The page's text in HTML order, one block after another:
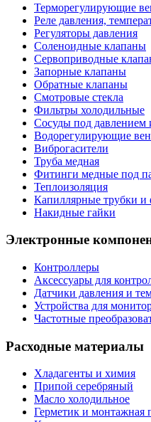
Терморегулирующие
Реле давления,
Регуляторы давления
Соленоидные клапаны
Сервоприводные
Запорные клапаны
Обратные клапаны
Смотровые стекла
Фильтры холодильные
Сосуды под давлением
Водорегулирующие
Виброгасители
Труба медная
Фитинги медные под
Теплоизоляция
Капиллярные трубки и
Накидные гайки
Электронные
Контроллеры
Аксессуары для
Датчики давления и
Устройства для
Частотные
Расходные материалы
Хладагенты и химия
Припой серебряный
Масло холодильное
Герметик и монтажная